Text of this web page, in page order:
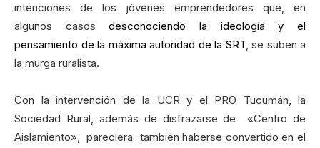
intenciones de los jóvenes emprendedores que, en
algunos casosdesconociendo la ideología y el
pensamiento de la máxima autoridad de la SRT, se suben a
la murga ruralista.
Con la intervención de la UCR y el PRO Tucumán, la
Sociedad Rural, además de disfrazarse de «Centro de
Aislamiento», pareciera también haberse convertido en el